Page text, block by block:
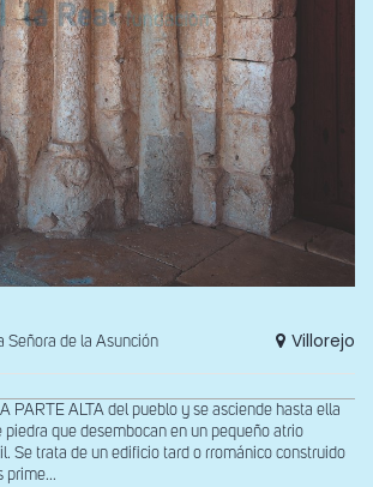
Señora de la Asunción Villorejo
PARTE ALTA del pueblo y se asciende hasta ella
piedra que desembocan en un pequeño atrio
Se trata de un edificio tard o rrománico construido
prime...